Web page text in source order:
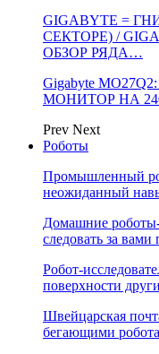
GIGABYTE =
СЕКТОРЕ) /
ОБЗОР РЯДА…
Gigabyte
МОНИТОР НА
Prev Next
Роботы
Промышленный
неожиданный
Домашние
следовать за вами
Робот-
поверхности
Швейцарская
бегающими